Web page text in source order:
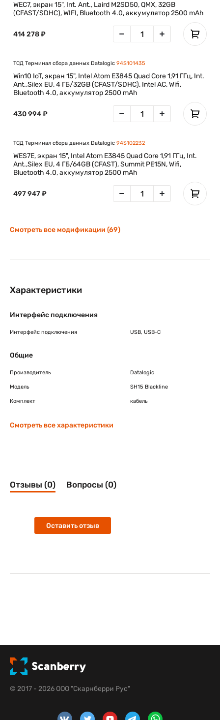
WEC7, экран 15", Int. Ant., Laird M2SD50, QMX, 32GB
(CFAST/SDHC), WIFI, Bluetooth 4.0, аккумулятор 2500 mAh
414 278 ₽
ТСД Терминал сбора данных Datalogic 94S101435
Win10 IoT, экран 15", Intel Atom E3845 Quad Core 1,91 ГГц, Int.
Ant.,Silex EU, 4 ГБ/32GB (CFAST/SDHC), Intel AC, Wifi,
Bluetooth 4.0, аккумулятор 2500 mAh
430 994 ₽
ТСД Терминал сбора данных Datalogic 94S102232
WES7E, экран 15", Intel Atom E3845 Quad Core 1,91 ГГц, Int.
Ant.,Silex EU, 4 ГБ/64GB (CFAST), Summit PE15N, Wifi,
Bluetooth 4.0, аккумулятор 2500 mAh
497 947 ₽
Смотреть все модификации (69)
Характеристики
Интерфейс подключения
Интерфейс подключения USB, USB-C
Общие
Производитель Datalogic
Модель SH15 Blackline
Комплект кабель
Смотреть все характеристики
Отзывы (0) Вопросы (0)
Оставить отзыв
© 2017 - 2026 ООО "Скарнберри Рус"